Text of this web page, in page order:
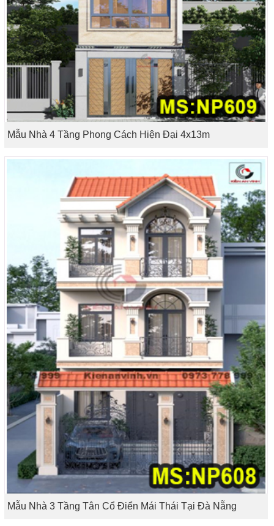
Mẫu Nhà 4 Tầng Phong Cách Hiện Đại 4x13m
Mẫu Nhà 3 Tầng Tân Cổ Điển Mái Thái Tại Đà Nẵng